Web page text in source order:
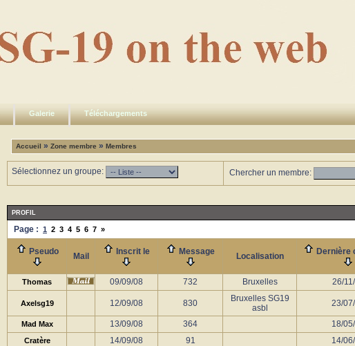
Galerie Téléchargements
Accueil »Zone membre »Membres
Sélectionnez un groupe: Chercher un membre:
PROFIL
Page : 1 2 3 4 5 6 7 »
Pseudo Mail Inscrit le Message Localisation Dernière
Thomas 09/09/08 732 Bruxelles 26/
Axelsg19 12/09/08 830
Bruxelles SG19
asbl
23/
Mad Max 13/09/08 364 18/
Cratère 14/09/08 91 14/